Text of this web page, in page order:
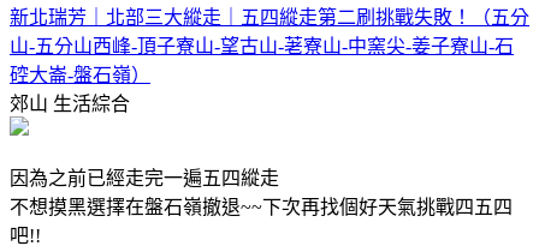
新北瑞芳｜北部三大縱走｜五四縱走第二刷挑戰失敗！（五分
山-五分山西峰-頂子寮山-望古山-荖寮山-中窯尖-姜子寮山-石
硿大崙-盤石嶺）
郊山 生活綜合
因為之前已經走完一遍五四縱走
不想摸黑選擇在盤石嶺撤退~~下次再找個好天氣挑戰四五四
吧!!